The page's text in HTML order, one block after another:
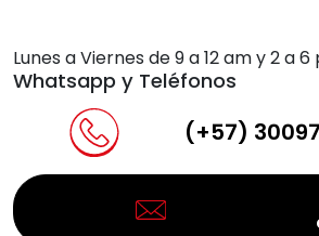
Lunes a Viernes de 9 a 12 am y 2 a 6
Whatsapp y Teléfonos
(+57)